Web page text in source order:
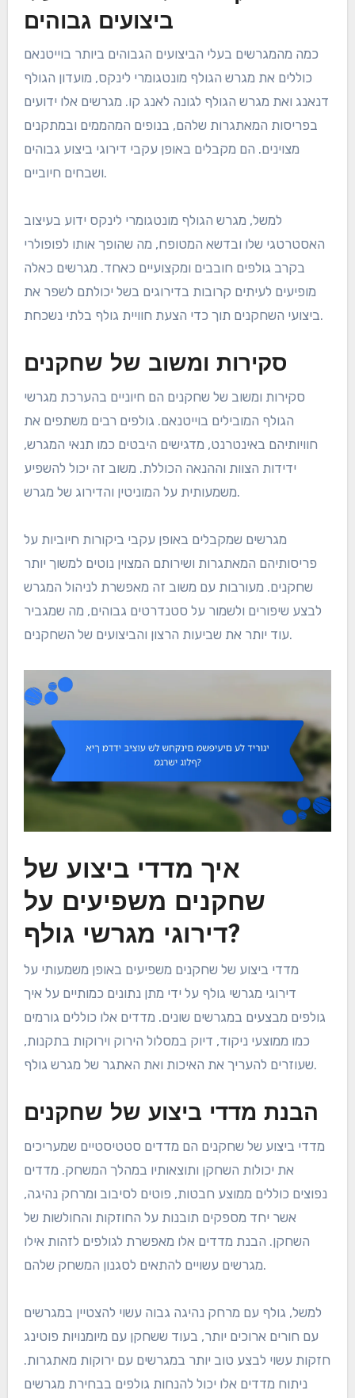
ביצועים גבוהים
כמה מהמגרשים בעלי הביצועים הגבוהים ביותר בוייטנאם
כוללים את מגרש הגולף מונטגומרי לינקס, מועדון הגולף
דנאנג ואת מגרש הגולף לגונה לאנג קו. מגרשים אלו ידועים
בפריסות המאתגרות שלהם, בנופים המהממים ובמתקנים
מצוינים. הם מקבלים באופן עקבי דירוגי ביצוע גבוהים
ושבחים חיוביים.
למשל, מגרש הגולף מונטגומרי לינקס ידוע בעיצוב
האסטרטגי שלו ובדשא המטופח, מה שהופך אותו לפופולרי
בקרב גולפים חובבים ומקצועיים כאחד. מגרשים כאלה
מופיעים לעיתים קרובות בדירוגים בשל יכולתם לשפר את
ביצועי השחקנים תוך כדי הצעת חוויית גולף בלתי נשכחת.
סקירות ומשוב של שחקנים
סקירות ומשוב של שחקנים הם חיוניים בהערכת מגרשי
הגולף המובילים בוייטנאם. גולפים רבים משתפים את
חוויותיהם באינטרנט, מדגישים היבטים כמו תנאי המגרש,
ידידות הצוות וההנאה הכוללת. משוב זה יכול להשפיע
משמעותית על המוניטין והדירוג של מגרש.
מגרשים שמקבלים באופן עקבי ביקורות חיוביות על
פריסותיהם המאתגרות ושירותם המצוין נוטים למשוך יותר
שחקנים. מעורבות עם משוב זה מאפשרת לניהול המגרש
לבצע שיפורים ולשמור על סטנדרטים גבוהים, מה שמגביר
עוד יותר את שביעות הרצון והביצועים של השחקנים.
איך מדדי ביצוע של
שחקנים משפיעים על
דירוגי מגרשי גולף?
מדדי ביצוע של שחקנים משפיעים באופן משמעותי על
דירוגי מגרשי גולף על ידי מתן נתונים כמותיים על איך
גולפים מבצעים במגרשים שונים. מדדים אלו כוללים גורמים
כמו ממוצעי ניקוד, דיוק במסלול הירוק וירוקות בתקנות,
שעוזרים להעריך את האיכות ואת האתגר של מגרש גולף.
הבנת מדדי ביצוע של שחקנים
מדדי ביצוע של שחקנים הם מדדים סטטיסטיים שמעריכים
את יכולות השחקן ותוצאותיו במהלך המשחק. מדדים
נפוצים כוללים ממוצע חבטות, פוטים לסיבוב ומרחק נהיגה,
אשר יחד מספקים תובנות על החוזקות והחולשות של
השחקן. הבנת מדדים אלו מאפשרת לגולפים לזהות אילו
מגרשים עשויים להתאים לסגנון המשחק שלהם.
למשל, גולף עם מרחק נהיגה גבוה עשוי להצטיין במגרשים
עם חורים ארוכים יותר, בעוד ששחקן עם מיומנויות פוטינג
חזקות עשוי לבצע טוב יותר במגרשים עם ירוקות מאתגרות.
ניתוח מדדים אלו יכול להנחות גולפים בבחירת מגרשים